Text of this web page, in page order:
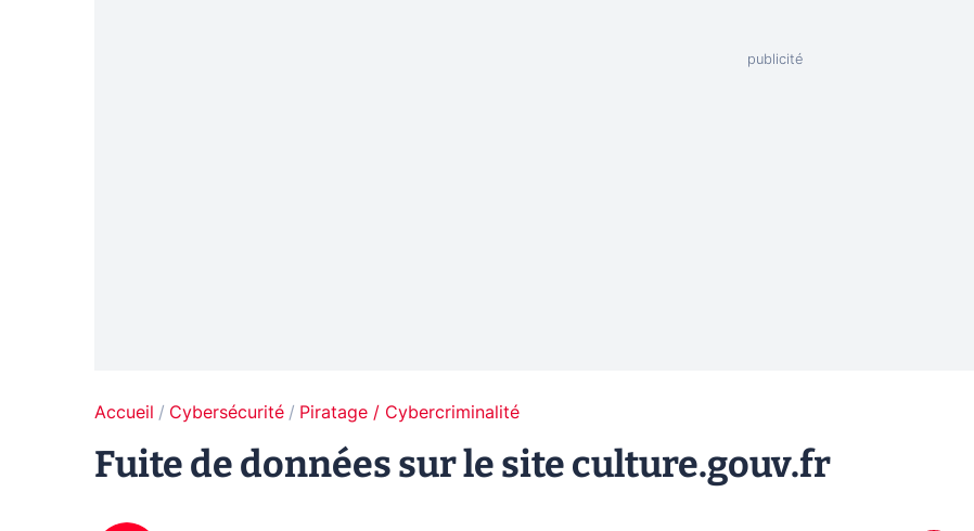
Accueil Cybersécurité Piratage / Cybercriminalité
Fuite de données sur le site culture.gouv.fr